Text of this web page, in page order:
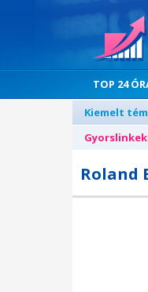
TOP 24
Kiemelt
Roland